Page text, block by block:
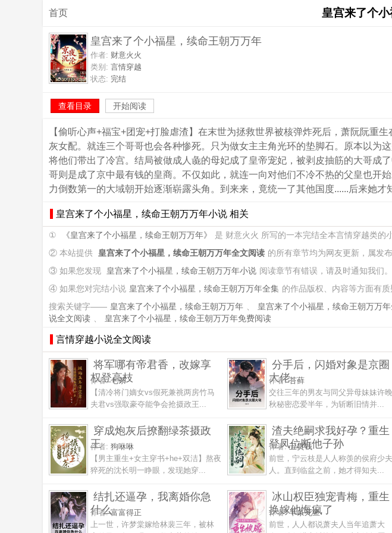
首页 皇宫来了个
皇宫来了个小福星，续命王朝万万年
作者: 财意火火
类别: 言情穿越
状态: 完结
查看目录 开始阅读
【偷听心声+福宝+团宠+打脸虐渣】在末世为拯救世界被核弹炸死后，萧阮阮重
灰女配。就连三个哥哥也会各种惨死。只为做女主主角光环的垫脚石。原本以为
将他们带出了冷宫。结局被做成人彘的母妃成了皇帝宠妃，被剥皮抽筋的大哥成
哥则是成了京中最有钱的皇商。不仅如此，就连一向对他们不冷不热的父皇也开
力倒数第一的大域朝开始逐渐崭露头角。到来来，竟统一了其他国度......后来她才
皇宫来了个小福星，续命王朝万万年小说 相关
① 《皇宫来了个小福星，续命王朝万万年》
是 财意火火 所写的一本完结全本言情穿越类的小
② 本站提供 皇宫来了个小福星，续命王朝万万年全文阅读 的所有章节均为网友更新，属发
③ 如果您发现
皇宫来了个小福星，续命王朝万万年小说 阅读章节有错误，请及时通知我们
④ 如果您对完结小说 皇宫来了个小福星，续命王朝万万年全集 的作品版权、内容等方面有
搜索关键字—— 皇宫来了个小福星，续命王朝万万年 、 皇宫来了个小福星，续命王朝万万
说全文阅读 、 皇宫来了个小福星，续命王朝万万年免费阅读
言情穿越小说全文阅读
将军哪有帝君香，改嫁享
权登高枝
作者:七茶
【清冷将门嫡女vs假死兼祧两房竹马
夫君vs强取豪夺能争会抢摄政王...
分手后，闪婚对象是京圈
大佬
作者:苔藓
交往三年的男友与同父异母妹妹许晚
秋秘密恋爱半年，为斩断旧情并...
穿成炮灰后撩翻绿茶摄政
王
作者: 狗咻咻
【男主重生+女主穿书+he+双洁】熬夜
猝死的沈长明一睁眼，发现她穿...
渣夫绝嗣求我好孕？重生
登凤位断他子孙
作者:五贯钱
前世，宁云枝是人人称羡的侯府少夫
人。直到临盆之前，她才得知夫...
结扎还逼孕，我离婚你急
什么
作者:富富得正
上一世，许梦棠嫁给林裴三年，被林
冰山权臣独宠青梅，重生
换嫁他悔疯了
作者:半条死鱼
前世，人人都说萧夫人当年追萧大